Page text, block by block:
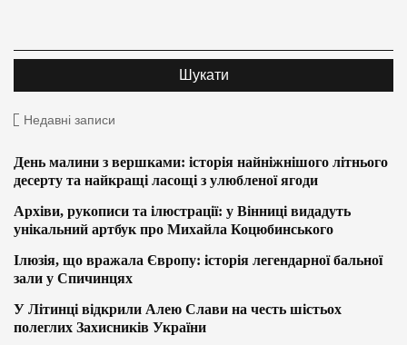
Недавні записи
День малини з вершками: історія найніжнішого літнього
десерту та найкращі ласощі з улюбленої ягоди
Архіви, рукописи та ілюстрації: у Вінниці видадуть
унікальний артбук про Михайла Коцюбинського
Ілюзія, що вражала Європу: історія легендарної бальної
зали у Спичинцях
У Літинці відкрили Алею Слави на честь шістьох
полеглих Захисників України